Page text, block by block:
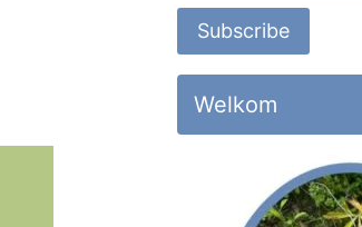
Subscribe
Welkom